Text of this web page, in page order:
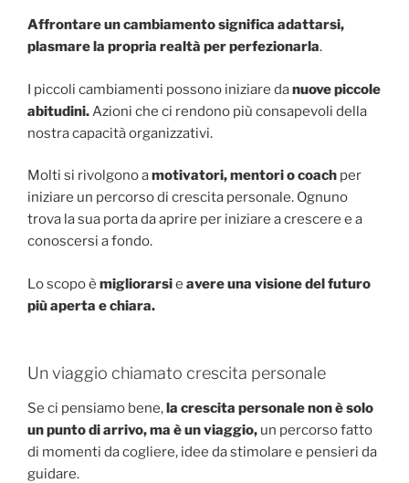
Affrontare un cambiamento significa adattarsi,
plasmare la propria realtà per perfezionarla.
I piccoli cambiamenti possono iniziare danuove piccole
abitudini.Azioni che ci rendono più consapevoli della
nostra capacità organizzativi.
Molti si rivolgono amotivatori, mentori o coach per
iniziare un percorso di crescita personale. Ognuno
trova la sua porta da aprire per iniziare a crescere e a
conoscersi a fondo.
Lo scopo è migliorarsie avere una visione del futuro
più aperta e chiara.
Un viaggio chiamato crescita personale
Se ci pensiamo bene,la crescita personale non è solo
un punto di arrivo, ma è un viaggio, un percorso fatto
di momenti da cogliere, idee da stimolare e pensieri da
guidare.